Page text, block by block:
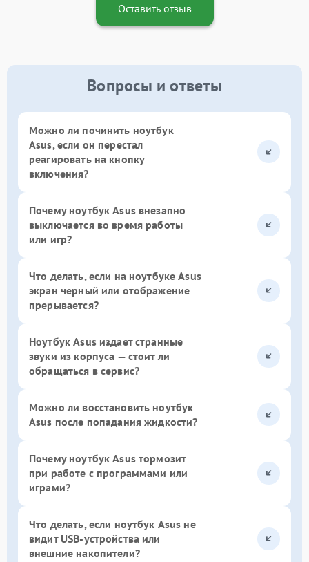
Оставить отзыв
Вопросы и ответы
Можно ли починить ноутбук
Asus, если он перестал
реагировать на кнопку
включения?
Почему ноутбук Asus внезапно
выключается во время работы
или игр?
Что делать, если на ноутбуке Asus
экран черный или отображение
прерывается?
Ноутбук Asus издает странные
звуки из корпуса — стоит ли
обращаться в сервис?
Можно ли восстановить ноутбук
Asus после попадания жидкости?
Почему ноутбук Asus тормозит
при работе с программами или
играми?
Что делать, если ноутбук Asus не
видит USB-устройства или
внешние накопители?